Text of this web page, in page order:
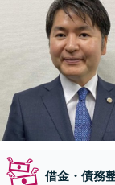
借金・債務